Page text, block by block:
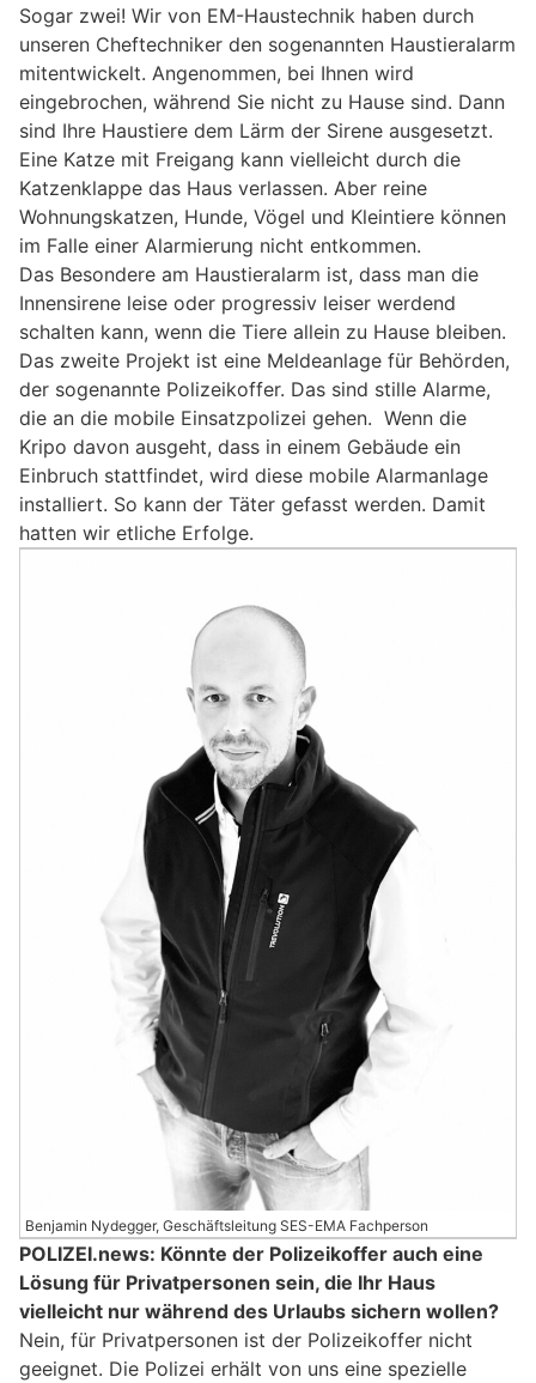
Sogar zwei! Wir von EM-Haustechnik haben durch
unseren Cheftechniker den sogenannten Haustieralarm
mitentwickelt. Angenommen, bei Ihnen wird
eingebrochen, während Sie nicht zu Hause sind. Dann
sind Ihre Haustiere dem Lärm der Sirene ausgesetzt.
Eine Katze mit Freigang kann vielleicht durch die
Katzenklappe das Haus verlassen. Aber reine
Wohnungskatzen, Hunde, Vögel und Kleintiere können
im Falle einer Alarmierung nicht entkommen.
Das Besondere am Haustieralarm ist, dass man die
Innensirene leise oder progressiv leiser werdend
schalten kann, wenn die Tiere allein zu Hause bleiben.
Das zweite Projekt ist eine Meldeanlage für Behörden,
der sogenannte Polizeikoffer. Das sind stille Alarme,
die an die mobile Einsatzpolizei gehen. Wenn die
Kripo davon ausgeht, dass in einem Gebäude ein
Einbruch stattfindet, wird diese mobile Alarmanlage
installiert. So kann der Täter gefasst werden. Damit
hatten wir etliche Erfolge.
Benjamin Nydegger, Geschäftsleitung SES-EMA Fachperson
POLIZEI.news: Könnte der Polizeikoffer auch eine
Lösung für Privatpersonen sein, die Ihr Haus
vielleicht nur während des Urlaubs sichern wollen?
Nein, für Privatpersonen ist der Polizeikoffer nicht
geeignet. Die Polizei erhält von uns eine spezielle